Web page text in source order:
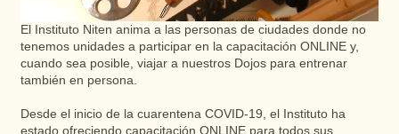
El Instituto Niten anima a las personas de ciudades donde no
tenemos unidades a participar en la capacitación ONLINE y,
cuando sea posible, viajar a nuestros Dojos para entrenar
también en persona.
Desde el inicio de la cuarentena COVID-19, el Instituto ha
estado ofreciendo capacitación ONLINE para todos sus